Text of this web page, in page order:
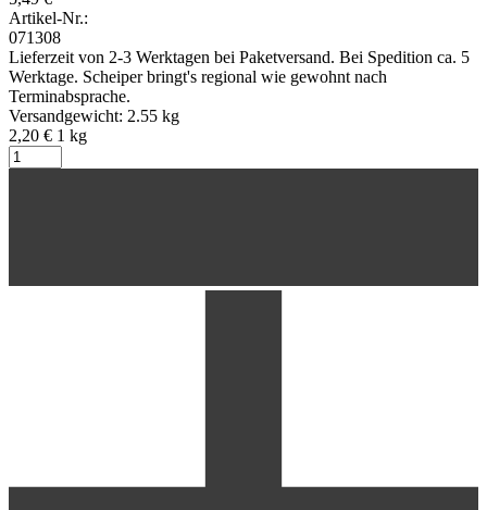
Artikel-Nr.:
071308
Lieferzeit von 2-3 Werktagen bei Paketversand. Bei Spedition ca. 5
Werktage. Scheiper bringt's regional wie gewohnt nach
Terminabsprache.
Versandgewicht: 2.55 kg
2,20 € 1 kg